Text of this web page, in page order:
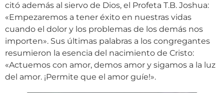
citó además al siervo de Dios, el Profeta T.B. Joshua:
«Empezaremos a tener éxito en nuestras vidas
cuando el dolor y los problemas de los demás nos
importen». Sus últimas palabras a los congregantes
resumieron la esencia del nacimiento de Cristo:
«Actuemos con amor, demos amor y sigamos a la luz
del amor. ¡Permite que el amor guíe!».